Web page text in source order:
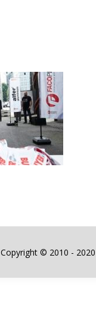
Copyright © 2010 -